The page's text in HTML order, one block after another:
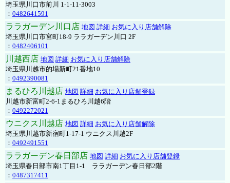
埼玉県川口市前川 1-1-11-3003
： 0482641591
ララガーデン川口店 地図 詳細 お気に入り店舗解除
埼玉県川口市宮町18-9 ララガーデン川口 2F
： 0482406101
川越西店 地図 詳細 お気に入り店舗解除
埼玉県川越市的場新町21番地10
： 0492390081
まるひろ川越店 地図 詳細 お気に入り店舗登録
川越市新富町2-6-1まるひろ川越6階
： 0492272021
ウニクス川越店 地図 詳細 お気に入り店舗解除
埼玉県川越市新宿町1-17-1 ウニクス川越2F
： 0492491551
ララガーデン春日部店 地図 詳細 お気に入り店舗登録
埼玉県春日部市南1丁目1-1 ララガーデン春日部2階
： 0487317411